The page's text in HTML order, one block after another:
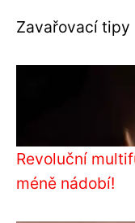
Zavařovací tipy
Revoluční
méně nádobí!